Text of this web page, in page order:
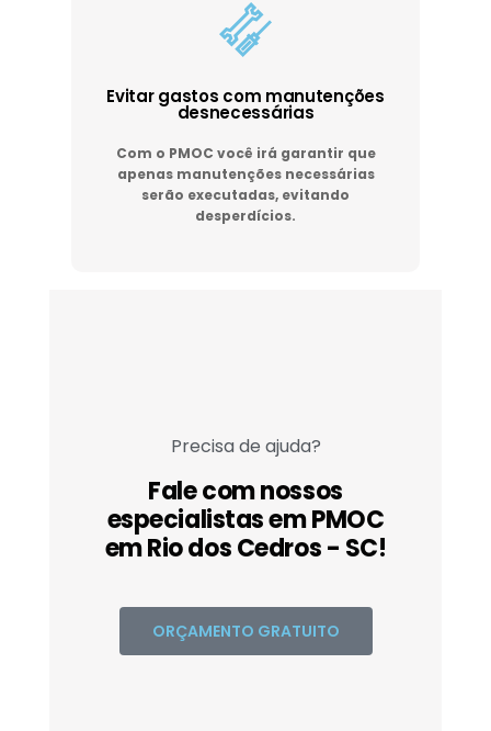
Evitar gastos com manutenções
desnecessárias
Com o PMOC você irá garantir que
apenas manutenções necessárias
serão executadas, evitando
desperdícios.
Precisa de ajuda?
Fale com nossos
especialistas em PMOC
em Rio dos Cedros - SC!
ORÇAMENTO GRATUITO